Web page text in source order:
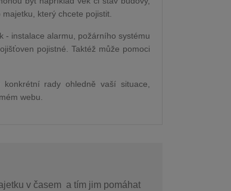
který chcete pojistit.
- instalace alarmu, požárního systému
pojistné. Taktéž může pomoci
rady ohledně vaší situace,
webu.
v časem a tím jim pomáhat